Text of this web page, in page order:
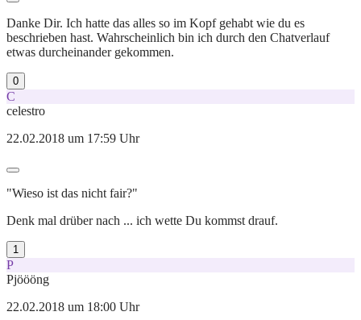
Danke Dir. Ich hatte das alles so im Kopf gehabt wie du es
beschrieben hast. Wahrscheinlich bin ich durch den Chatverlauf
etwas durcheinander gekommen.
0
C
celestro
22.02.2018 um 17:59 Uhr
"Wieso ist das nicht fair?"
Denk mal drüber nach ... ich wette Du kommst drauf.
1
P
Pjöööng
22.02.2018 um 18:00 Uhr